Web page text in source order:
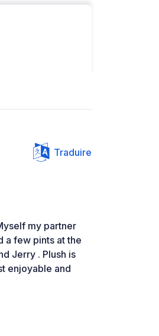
Traduire
my partner
a few pints at the
Jerry . Plush is
enjoyable and